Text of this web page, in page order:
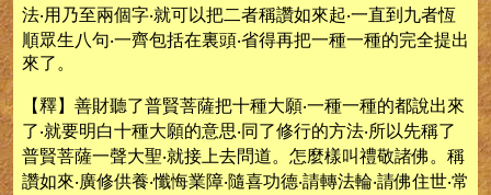
法‧用乃至兩個字‧就可以把二者稱讚如來起‧一直到九者恆
順眾生八句‧一齊包括在裏頭‧省得再把一種一種的完全提出
來了。
【釋】善財聽了普賢菩薩把十種大願‧一種一種的都說出來
了‧就要明白十種大願的意思‧同了修行的方法‧所以先稱了
普賢菩薩一聲大聖‧就接上去問道。怎麼樣叫禮敬諸佛。稱
讚如來‧廣修供養‧懺悔業障‧隨喜功德‧請轉法輪‧請佛住世‧常